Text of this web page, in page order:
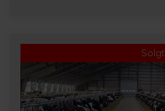
Solgt